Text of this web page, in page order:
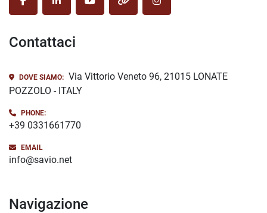
facebooklinkedinyoutubeother instagram
Contattaci
DOVE SIAMO: Via Vittorio Veneto 96, 21015 LONATE
POZZOLO - ITALY
PHONE:
+39 0331661770
EMAIL
info@savio.net
Navigazione